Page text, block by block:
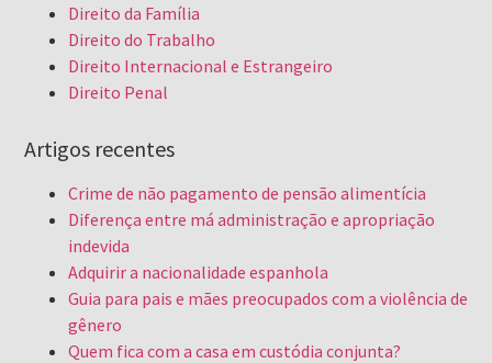
Direito da Família
Direito do Trabalho
Direito Internacional e Estrangeiro
Direito Penal
Artigos recentes
Crime de não pagamento de pensão alimentícia
Diferença entre má administração e apropriação
indevida
Adquirir a nacionalidade espanhola
Guia para pais e mães preocupados com a violência de
gênero
Quem fica com a casa em custódia conjunta?